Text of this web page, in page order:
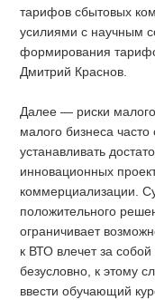
тарифов сбытовых
усилиями с научным
формирования
Дмитрий Краснов.
Далее — риски
малого бизнеса
устанавливать
инновационных
коммерциализации.
положительного
ограничивает
к ВТО влечет за
безусловно, к этому
ввести обучающий